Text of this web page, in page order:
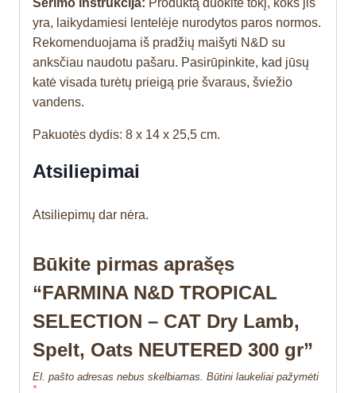
Šėrimo instrukcija: Produktą duokite tokį, koks jis
yra, laikydamiesi lentelėje nurodytos paros normos.
Rekomenduojama iš pradžių maišyti N&D su
anksčiau naudotu pašaru. Pasirūpinkite, kad jūsų
katė visada turėtų prieigą prie švaraus, šviežio
vandens.
Pakuotės dydis: 8 x 14 x 25,5 cm.
Atsiliepimai
Atsiliepimų dar nėra.
Būkite pirmas aprašęs
“FARMINA N&D TROPICAL
SELECTION – CAT Dry Lamb,
Spelt, Oats NEUTERED 300 gr”
El. pašto adresas nebus skelbiamas. Būtini laukeliai pažymėti
*